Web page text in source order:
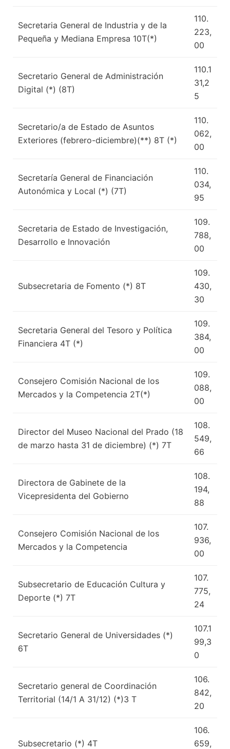
Secretaria General de Industria y de la
Pequeña y Mediana Empresa 10T(*)
110.
223,
00
Secretario General de Administración
Digital (*) (8T)
110.1
31,2
5
Secretario/a de Estado de Asuntos
Exteriores (febrero-diciembre)(**) 8T (*)
110.
062,
00
Secretaría General de Financiación
Autonómica y Local (*) (7T)
110.
034,
95
Secretaria de Estado de Investigación,
Desarrollo e Innovación
109.
788,
00
Subsecretaria de Fomento (*) 8T
109.
430,
30
Secretaria General del Tesoro y Política
Financiera 4T (*)
109.
384,
00
Consejero Comisión Nacional de los
Mercados y la Competencia 2T(*)
109.
088,
00
Director del Museo Nacional del Prado (18
de marzo hasta 31 de diciembre) (*) 7T
108.
549,
66
Directora de Gabinete de la
Vicepresidenta del Gobierno
108.
194,
88
Consejero Comisión Nacional de los
Mercados y la Competencia
107.
936,
00
Subsecretario de Educación Cultura y
Deporte (*) 7T
107.
775,
24
Secretario General de Universidades (*)
6T
107.1
99,3
0
Secretario general de Coordinación
Territorial (14/1 A 31/12) (*)3 T
106.
842,
20
Subsecretario (*) 4T
106.
659,